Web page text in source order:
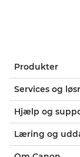
Produkter
Services og
Hjælp og
Læring og